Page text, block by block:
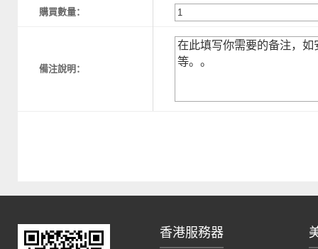
購買數量：
備注說明：
香港服務器